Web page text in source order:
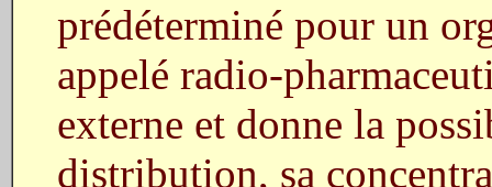
prédéterminé pour un
appelé radio-
externe et donne la
distribution, sa